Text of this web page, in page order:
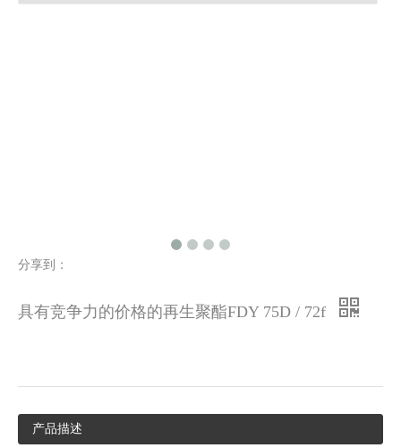
分享到：
具有竞争力的价格的再生聚酯FDY 75D / 72f
产品描述